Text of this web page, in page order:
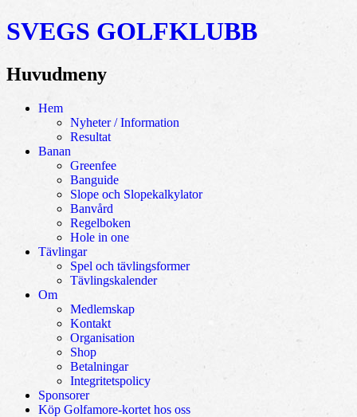
SVEGS GOLFKLUBB
Huvudmeny
HoppaHem
Nyheter / Information
Resultat
Banan
Greenfee
Banguide
Slope och Slopekalkylator
Banvård
Regelboken
Hole in one
Tävlingar
Spel och tävlingsformer
Tävlingskalender
Om
Medlemskap
Kontakt
Organisation
Shop
Betalningar
Integritetspolicy
Sponsorer
Köp Golfamore-kortet hos oss